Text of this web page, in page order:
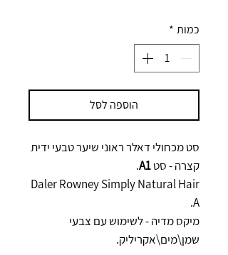
כמות *
הוספה לסל
סט מכחולי דאלר ראוני שיער טבעי ידית
קצרה - סטA1
.
Daler Rowney Simply Natural Hair
A.
מיקס מדיה - לשימוש עם צבעי
שמן\מים\אקריליק.